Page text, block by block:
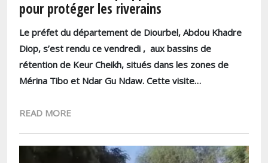
pour protéger les riverains
Le préfet du département de Diourbel, Abdou Khadre
Diop, s’est rendu ce vendredi , aux bassins de
rétention de Keur Cheikh, situés dans les zones de
Mérina Tibo et Ndar Gu Ndaw. Cette visite…
READ MORE